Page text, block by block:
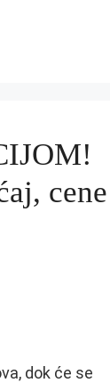
cene
dok će se